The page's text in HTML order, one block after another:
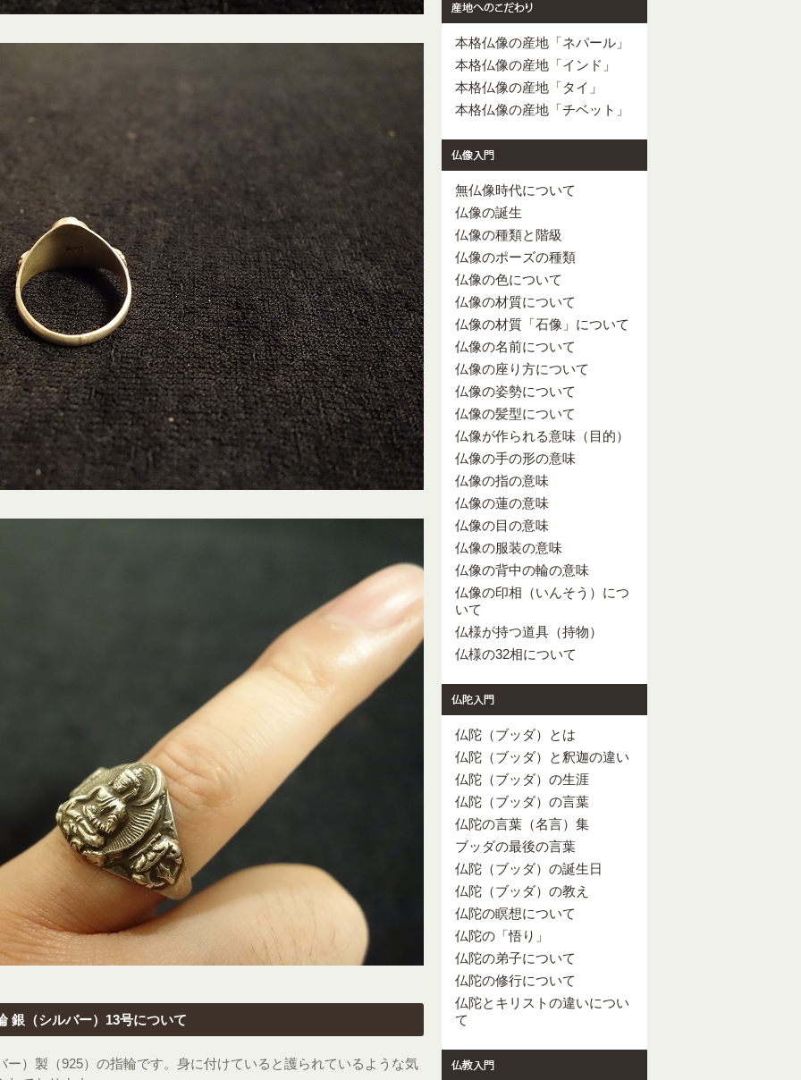
銀（シルバー）13号について
）製（925）の指輪です。身に付けていると護られているような気
本格仏像の産地「ネパール」
本格仏像の産地「インド」
本格仏像の産地「タイ」
本格仏像の産地「チベット」
無仏像時代について
仏像の誕生
仏像の種類と階級
仏像のポーズの種類
仏像の色について
仏像の材質について
仏像の材質「石像」について
仏像の名前について
仏像の座り方について
仏像の姿勢について
仏像の髪型について
仏像が作られる意味（目的）
仏像の手の形の意味
仏像の指の意味
仏像の蓮の意味
仏像の目の意味
仏像の服装の意味
仏像の背中の輪の意味
仏像の印相（いんそう）につ
いて
仏様が持つ道具（持物）
仏様の32相について
仏陀（ブッダ）とは
仏陀（ブッダ）と釈迦の違い
仏陀（ブッダ）の生涯
仏陀（ブッダ）の言葉
仏陀の言葉（名言）集
ブッダの最後の言葉
仏陀（ブッダ）の誕生日
仏陀（ブッダ）の教え
仏陀の瞑想について
仏陀の「悟り」
仏陀の弟子について
仏陀の修行について
仏陀とキリストの違いについ
て